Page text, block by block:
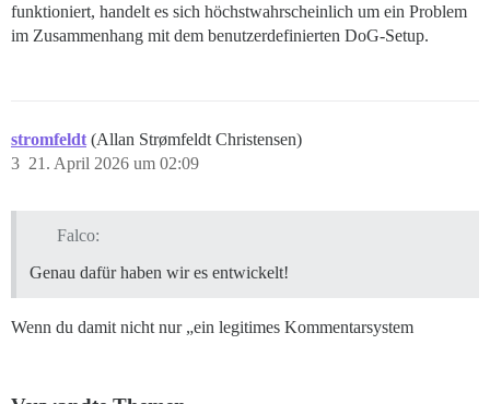
funktioniert, handelt es sich höchstwahrscheinlich um ein Problem
im Zusammenhang mit dem benutzerdefinierten DoG-Setup.
stromfeldt (Allan Strømfeldt Christensen)
21. April 2026 um 02:09
3
Falco:
Genau dafür haben wir es entwickelt!
Wenn du damit nicht nur „ein legitimes Kommentarsystem